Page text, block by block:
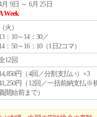
月 9日 ～ 6月 25日
Week
（火 ）
：10～14：30／
：50～16：10（1日2コマ）
12回
円（4回／分割支払い）×3
円（12回／一括前納支払※
開始前まで）